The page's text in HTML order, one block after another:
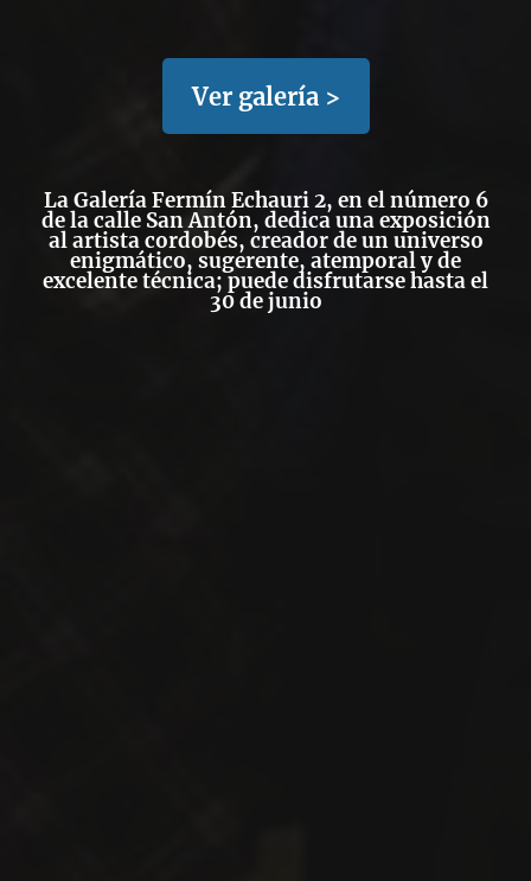
Ver galería >
La Galería Fermín Echauri 2, en el número 6
de la calle San Antón, dedica una exposición
al artista cordobés, creador de un universo
enigmático, sugerente, atemporal y de
excelente técnica; puede disfrutarse hasta el
30 de junio